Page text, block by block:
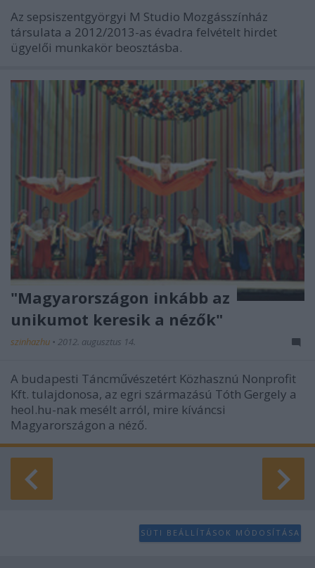
Az sepsiszentgyörgyi M Studio Mozgásszínház
társulata a 2012/2013-as évadra felvételt hirdet
ügyelői munkakör beosztásba.
"Magyarországon inkább az
unikumot keresik a nézők"
szinhazhu • 2012. augusztus 14.
A budapesti Táncművészetért Közhasznú Nonprofit
Kft. tulajdonosa, az egri származású Tóth Gergely a
heol.hu-nak mesélt arról, mire kíváncsi
Magyarországon a néző.
SÜTI BEÁLLÍTÁSOK MÓDOSÍTÁSA